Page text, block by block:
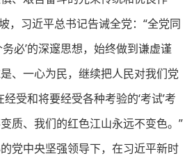
，习近平总书记告诫全党：“全党同
必’的深邃思想，始终做到谦虚谨
、一心为民，继续把人民对我们党
经受和将要经受各种考验的‘考试’考
质、我们的红色江山永远不变色。”
党中央坚强领导下，在习近平新时